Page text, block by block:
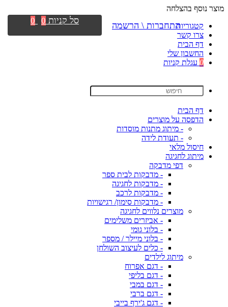
מוצר נוסף בהצלחה
קטגוריות
צרו קשר
דף הבית
החשבון שלי
0 עגלת קניות
דף הבית
הדפסה על מוצרים
- מיתוג מתנות מוסדות
- תעודת לידה
חיסול מלאי
מיתוג לחגיגה
דפי מדבקה
- מדבקות לבית ספר
- מדבקות לחגיגה
- מדבקות לרכב
- מדבקות סימון/ רגישויות
מוצרים נלווים לחגיגה
- אביזרים משלימים
- בלוני גומי
- בלוני מיילר / מספר
- כלים לעיצוב השולחן
מיתוג לילדים
- דגם אפרוח
- דגם בליפי
- דגם במבי
- דגם ברבי
- דגם ג'ירף בייבי
התחברות \ הרשמה סל קניות 0
0